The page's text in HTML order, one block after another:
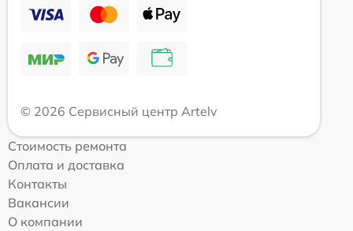
© 2026 Сервисный центр Artelv
Стоимость ремонта
Оплата и доставка
Контакты
Вакансии
О компании